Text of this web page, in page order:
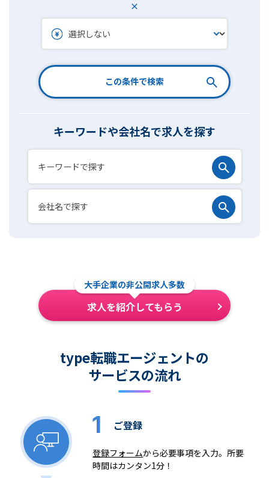
×
この条件で検索
キーワードや会社名で求人を探す
大手企業の非公開求人多数
求人を紹介してもらう
type転職エージェントの
サービスの流れ
1 ご登録
登録フォームから必要事項を入力。所要
時間はカンタン1分！